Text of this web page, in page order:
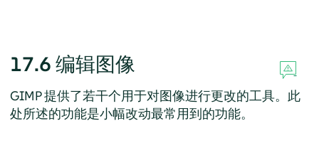
17.6 编辑图像
GIMP提供了若干个用于对图像进行更改的工具。此
处所述的功能是小幅改动最常用到的功能。